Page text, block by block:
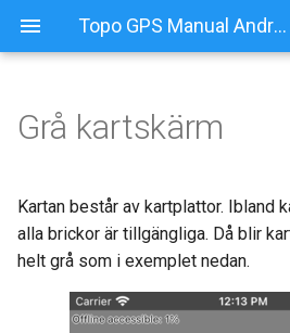
Topo GPS Manual Android
Internetanslutningsproblem
Rullat ut ur
Grå kartskärm
Kartan består av kartplattor. Ibland
alla brickor är tillgängliga. Då blir
helt grå som i exemplet nedan.